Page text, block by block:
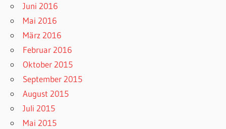
Juni 2016
Mai 2016
März 2016
Februar 2016
Oktober 2015
September 2015
August 2015
Juli 2015
Mai 2015